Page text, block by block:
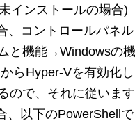
インストールの場合)
、コントロールパネ
と機能→Windowsの
らHyper-Vを有効化
ので、それに従います
、以下のPowerShell